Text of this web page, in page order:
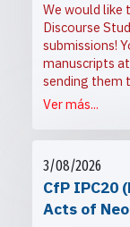
We would like
Discourse
submissions!
manuscripts
sending them
Ver más...
3/08/2026
CfP IPC20
Acts of